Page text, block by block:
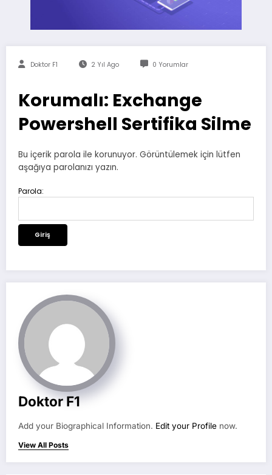
Doktor F1 2 Yıl Ago 0 Yorumlar
Korumalı: Exchange
Powershell Sertifika Silme
Bu içerik parola ile korunuyor. Görüntülemek için lütfen
aşağıya parolanızı yazın.
Parola:
Doktor F1
Add your Biographical Information. Edit your Profile now.
View All Posts